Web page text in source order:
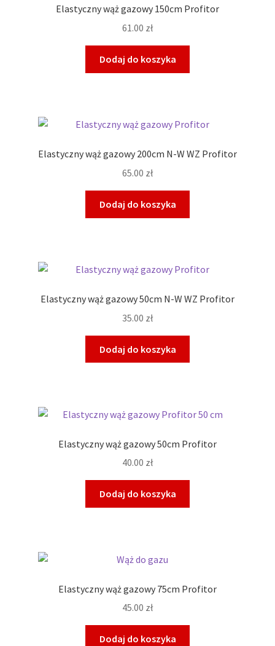
Elastyczny wąż gazowy 150cm Profitor
61.00 zł
Dodaj do koszyka
Elastyczny wąż gazowy 200cm N-W WZ Profitor
65.00 zł
Dodaj do koszyka
Elastyczny wąż gazowy 50cm N-W WZ Profitor
35.00 zł
Dodaj do koszyka
Elastyczny wąż gazowy 50cm Profitor
40.00 zł
Dodaj do koszyka
Elastyczny wąż gazowy 75cm Profitor
45.00 zł
Dodaj do koszyka